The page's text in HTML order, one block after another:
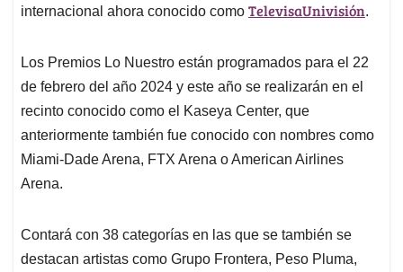
internacional ahora conocido como TelevisaUnivisión.
Los Premios Lo Nuestro están programados para el 22
de febrero del año 2024 y este año se realizarán en el
recinto conocido como el Kaseya Center, que
anteriormente también fue conocido con nombres como
Miami-Dade Arena, FTX Arena o American Airlines
Arena.
Contará con 38 categorías en las que se también se
destacan artistas como Grupo Frontera, Peso Pluma,